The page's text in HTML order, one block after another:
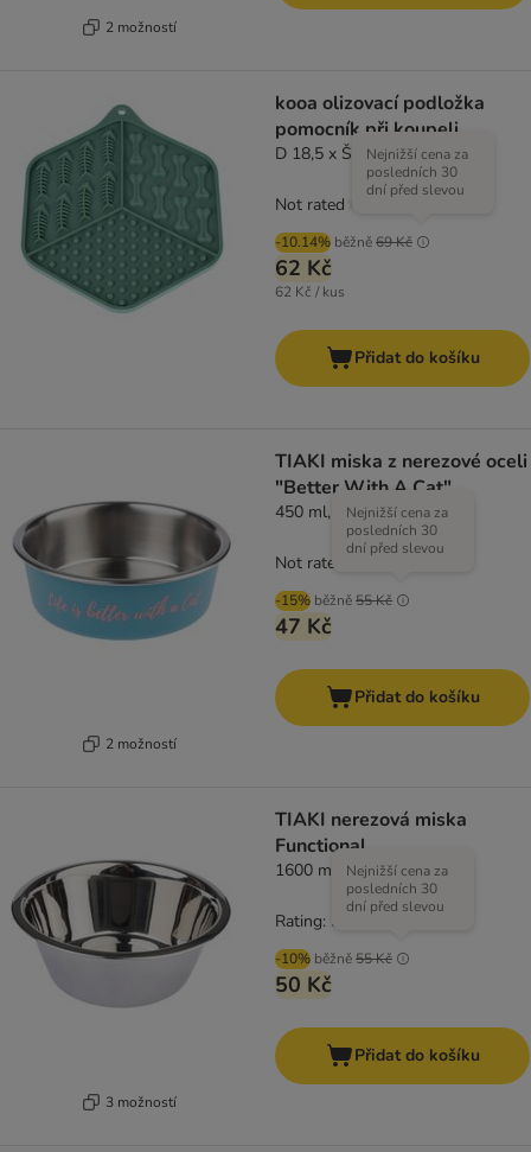
2 možností
kooa olizovací podložka
pomocník při koupeli
D 18,5 x Š 15,5 x V 1 cm
-10.14% běžně69 Kč
Nejnižší cena za
posledních 30
dní před slevou
62 Kč
62 Kč / kus
Not rated
Přidat do košíku
2 možností
TIAKI miska z nerezové oceli
"Better With A Cat"
450 ml, Ø 14 cm
-15% běžně55 Kč
Nejnižší cena za
posledních 30
dní před slevou
47 Kč
Not rated
Přidat do košíku
3 možností
TIAKI nerezová miska
Functional
1600 ml, Ø 21 cm
-10% běžně55 Kč
Nejnižší cena za
posledních 30
dní před slevou
50 Kč
Rating: 5/5
Přidat do košíku